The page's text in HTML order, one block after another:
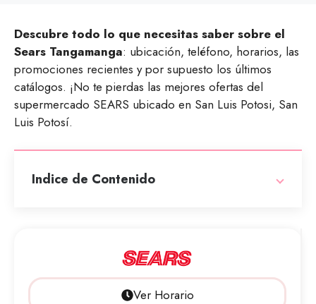
Descubre todo lo que necesitas saber sobre el
Sears Tangamanga: ubicación, teléfono, horarios, las
promociones recientes y por supuesto los últimos
catálogos. ¡No te pierdas las mejores ofertas del
supermercado SEARS ubicado en San Luis Potosi, San
Luis Potosí.
Indice de Contenido
Ver Horario